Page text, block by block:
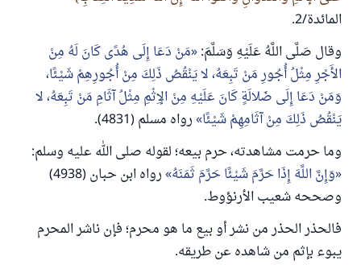
المائدة/2.
وقال صَلَّى اللَّهُ عَلَيْهِ وَسَلَّمَ: مَنْ دَعَا إِلَى هُدًى كَانَ لَهُ مِنْ
الأَجْرِ مِثْلُ أُجُورِ مَنْ تَبِعَهُ، لا يَنْقُصُ ذَلِكَ مِنْ أُجُورِهِمْ شَيْئًا،
وَمَنْ دَعَا إِلَى ضَلالَةٍ كَانَ عَلَيْهِ مِنْ الإِثْمِ مِثْلُ آثَامِ مَنْ تَبِعَهُ، لا
يَنْقُصُ ذَلِكَ مِنْ آثَامِهِمْ شَيْئًا رواه مسلم (4831).
وما حرمت مشاهدته، حرم بيعه؛ لقوله صلى الله عليه وسلم:
وَإِنَّ اللَّهَ إِذَا حَرَّمَ شَيْئًا حَرَّمَ ثَمَنَهُ
رواه ابن حبان (4938)
وصححه شعيب الأرنؤوط.
فالحذر الحذر من نشر أو بيع ما هو محرم؛ فإن ناشر المحرم
يبوء بإثم من شاهده عن طريقه.